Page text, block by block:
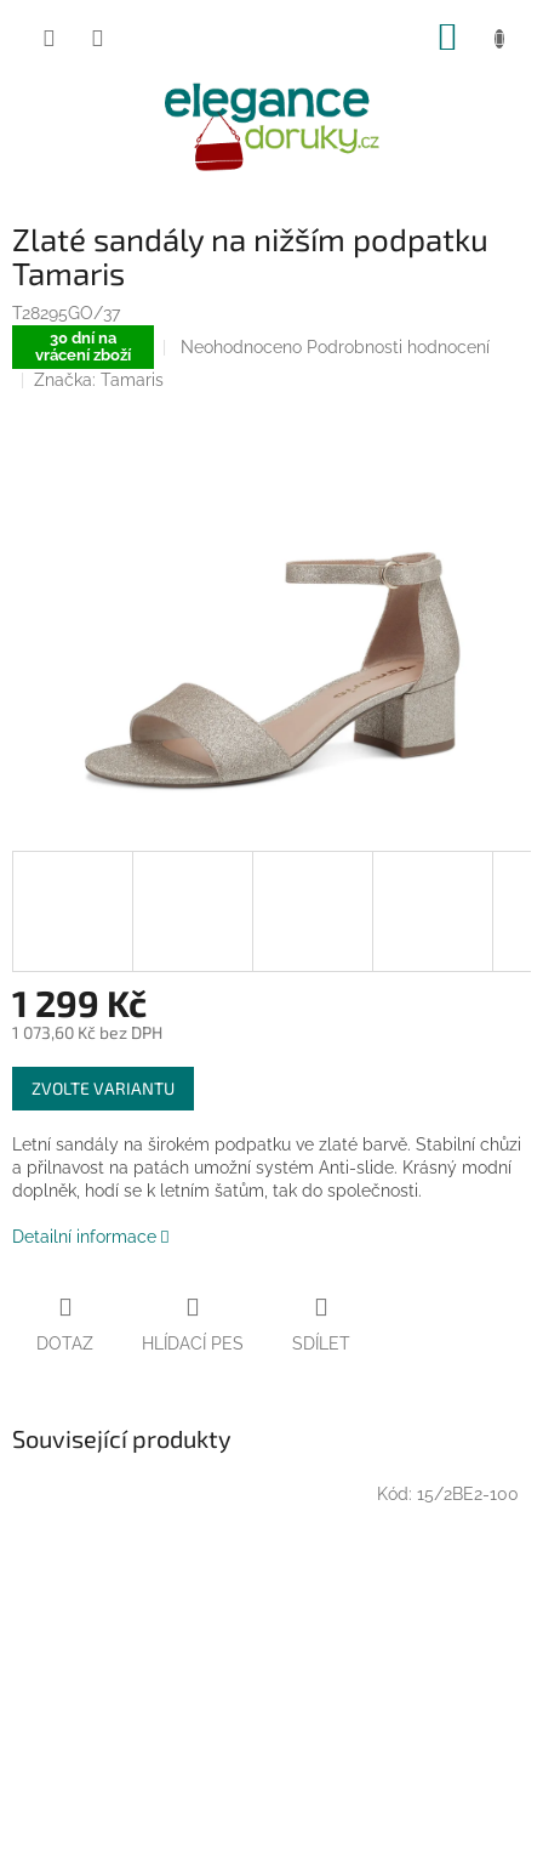
Zlaté sandály na nižším podpatku
Tamaris
T28295GO/37
30 dní na
vrácení zboží
Průměrné
Neohodnoceno Podrobnosti hodnocení
Značka: Tamaris
1 299 Kč
1 073,60 Kč bez DPH
Měrná
cena:
ZVOLTE VARIANTU
Letní sandály na širokém podpatku ve zlaté barvě. Stabilní chůzi
a přilnavost na patách umožní systém Anti-slide. Krásný modní
doplněk, hodí se k letním šatům, tak do společnosti.
Detailní informace
DOTAZ HLÍDACÍ PES SDÍLET
Související produkty
Kód: 15/2BE2-100